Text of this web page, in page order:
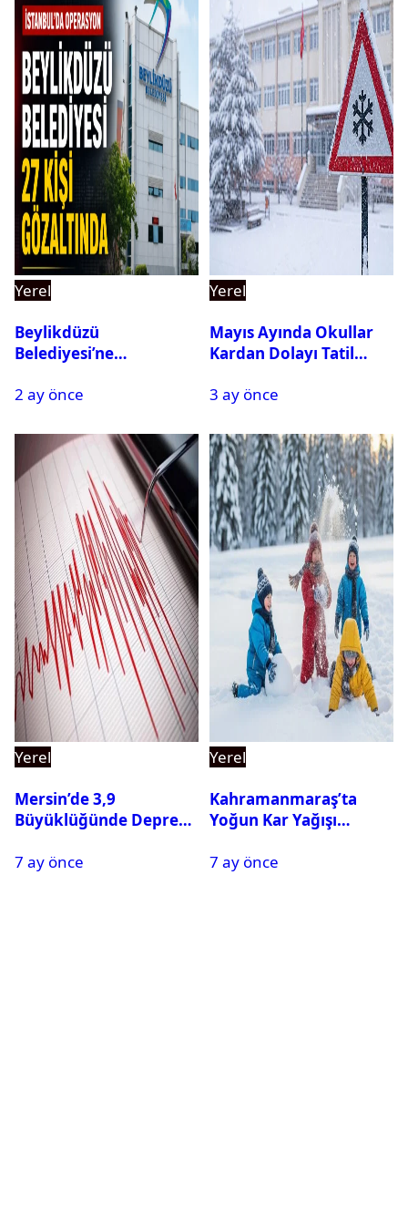
Yerel
Beylikdüzü
Belediyesi’ne
Gözaltına Alındı
2 ay önce
Yerel
Mayıs Ayında Okullar
Kardan Dolayı Tatil
3 ay önce
Yerel
Mersin’de 3,9
Büyüklüğünde Deprem
7 ay önce
Yerel
Kahramanmaraş’ta
Yoğun Kar Yağışı
Tatil
7 ay önce